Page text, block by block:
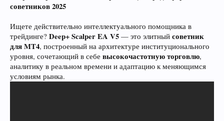
советников 2025
Ищете действительно интеллектуального помощника в
трейдинге? Deep+ Scalper EA V5 — это элитный советник
для MT4, построенный на архитектуре институционального
уровня, сочетающий в себе высокочастотную торговлю,
аналитику в реальном времени и адаптацию к меняющимся
условиям рынка.